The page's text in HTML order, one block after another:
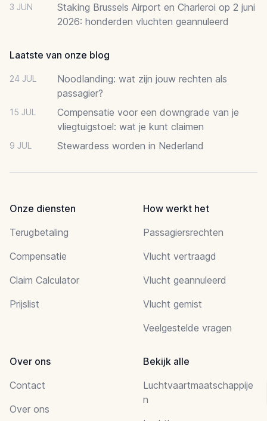
3 JUN
Staking Brussels Airport en Charleroi op 2 juni
2026: honderden vluchten geannuleerd
Laatste van onze blog
24 JUL
Noodlanding: wat zijn jouw rechten als
passagier?
15 JUL
Compensatie voor een downgrade van je
vliegtuigstoel: wat je kunt claimen
9 JUL Stewardess worden in Nederland
Onze diensten
Terugbetaling
Compensatie
Claim Calculator
Prijslist
How werkt het
Passagiersrechten
Vlucht vertraagd
Vlucht geannuleerd
Vlucht gemist
Veelgestelde vragen
Over ons
Contact
Over ons
Bekijk alle
Luchtvaartmaatschappije
n